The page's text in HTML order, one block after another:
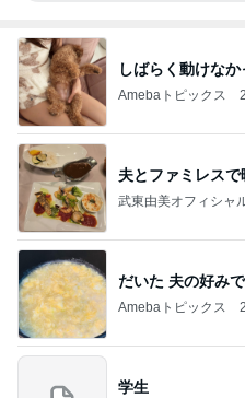
しばらく動けな
Amebaトピックス
夫とファミレスで
武東由美オフィシャ
だいた 夫の好み
Amebaトピックス
学生